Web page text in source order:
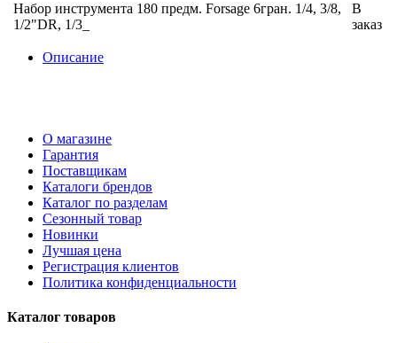
Набор инструмента 180 предм. Forsage 6гран. 1/4, 3/8,
1/2"DR, 1/3_
В
заказ
Описание
О магазине
Гарантия
Поставщикам
Каталоги брендов
Каталог по разделам
Сезонный товар
Новинки
Лучшая цена
Регистрация клиентов
Политика конфиденциальности
Каталог товаров